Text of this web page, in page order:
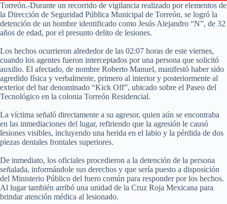
Torreón.-Durante un recorrido de vigilancia realizado por elementos de
la Dirección de Seguridad Pública Municipal de Torreón, se logró la
detención de un hombre identificado como Jesús Alejandro “N”, de 32
años de edad, por el presunto delito de lesiones.
Los hechos ocurrieron alrededor de las 02:07 horas de este viernes,
cuando los agentes fueron interceptados por una persona que solicitó
auxilio. El afectado, de nombre Roberto Manuel, manifestó haber sido
agredido física y verbalmente, primero al interior y posteriormente al
exterior del bar denominado “Kick Off”, ubicado sobre el Paseo del
Tecnológico en la colonia Torreón Residencial.
La víctima señaló directamente a su agresor, quien aún se encontraba
en las inmediaciones del lugar, refiriendo que la agresión le causó
lesiones visibles, incluyendo una herida en el labio y la pérdida de dos
piezas dentales frontales superiores.
De inmediato, los oficiales procedieron a la detención de la persona
señalada, informándole sus derechos y que sería puesto a disposición
del Ministerio Público del fuero común para responder por los hechos.
Al lugar también arribó una unidad de la Cruz Roja Mexicana para
brindar atención médica al lesionado.